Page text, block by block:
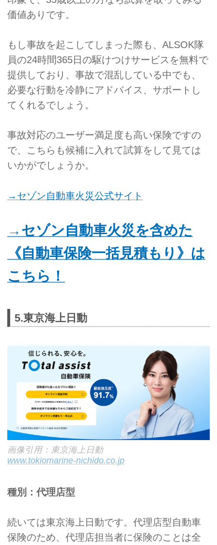
価値ありです。
もし事故を起こしてしまった際も、ALSOK隊
員の24時間365日の駆けつけサービスを無料で
提供しており、事故で混乱している中でも、
必要な行動を冷静にアドバイス、サポートし
てくれるでしょう。
事故対応のユーザー満足度も高い保険ですの
で、こちらも候補に入れて試算をして見ては
いかがでしょうか。
→セゾン自動車火災公式サイト
→セゾン自動車火災を含めた
《自動車保険一括見積もり》は
こちら！
5.東京海上日動
画像引用：東京海上日動
www.tokiomarine-nichido.co.jp
種別：代理店型
続いては東京海上日動です。代理店型自動車
保険のため、代理店担当者に保険のことは全